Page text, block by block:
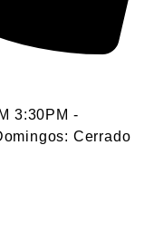
3:30PM -
Cerrado